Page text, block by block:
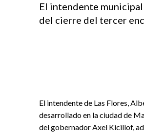
El intendente
del cierre del tercer
El intendente de Las Flores,
desarrollado en la ciudad de
del gobernador Axel Kicillof,